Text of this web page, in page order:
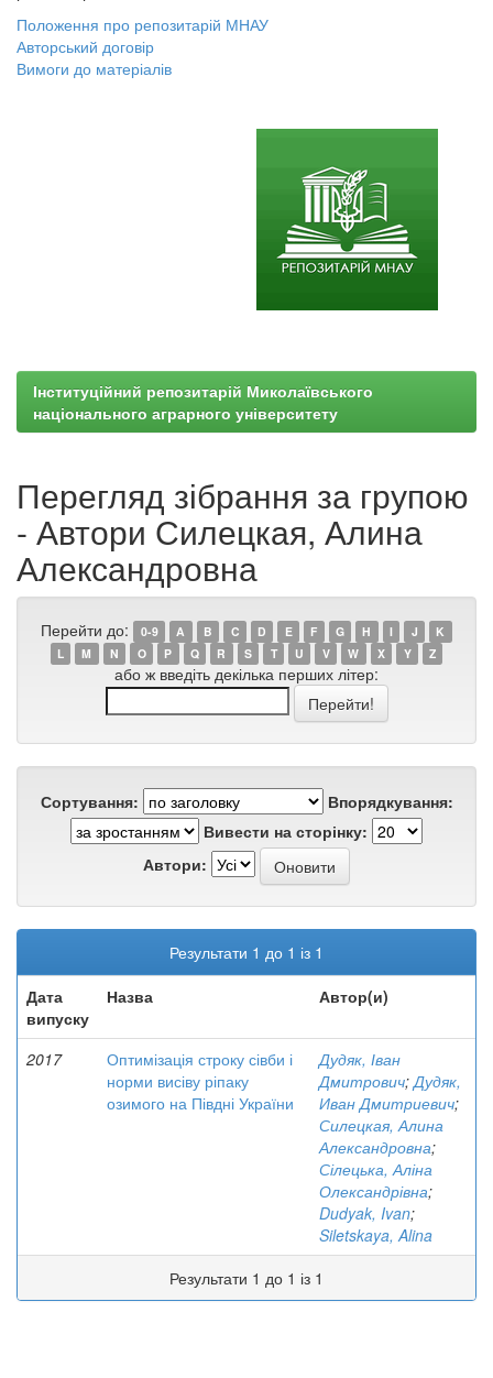
Положення про репозитарій МНАУ
Авторський договір
Вимоги до матеріалів
Інституційний репозитарій Миколаївського
національного аграрного університету
Перегляд зібрання за групою
- Автори Силецкая, Алина
Александровна
Перейти до: 0-9 A B C D E F G H I J
K
L
M N O P Q R S T U V W X Y Z
або ж введіть декілька перших літер:
Сортування:
Впорядкування:
Вивести на сторінку:
Автори:
Результати 1 до 1 із 1
Дата
випуску
Назва Автор(и)
2017
Оптимізація строку сівби і
норми висіву ріпаку
озимого на Півдні України
Дудяк, Іван
Дмитрович;Дудяк,
Иван Дмитриевич;
Силецкая, Алина
Александровна;
Сілецька, Аліна
Олександрівна;
Dudyak, Ivan;
Siletskaya, Alina
Результати 1 до 1 із 1